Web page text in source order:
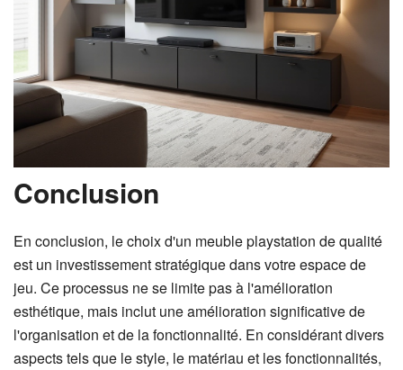
Conclusion
En conclusion, le choix d'un meuble playstation de qualité
est un investissement stratégique dans votre espace de
jeu. Ce processus ne se limite pas à l'amélioration
esthétique, mais inclut une amélioration significative de
l'organisation et de la fonctionnalité. En considérant divers
aspects tels que le style, le matériau et les fonctionnalités,